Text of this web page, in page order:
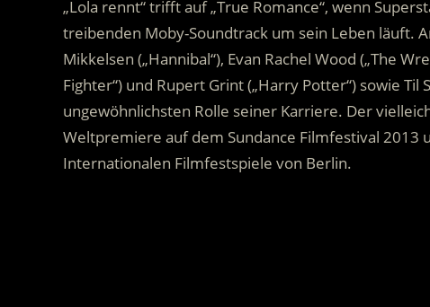
„Lola rennt“ trifft auf „True Romance“, wenn
treibenden Moby-Soundtrack um sein Leben läuft.
Mikkelsen („Hannibal“), Evan Rachel Wood („The
Fighter“) und Rupert Grint („Harry Potter“) sowie
ungewöhnlichsten Rolle seiner Karriere. Der
Weltpremiere auf dem Sundance Filmfestival
Internationalen Filmfestspiele von Berlin.